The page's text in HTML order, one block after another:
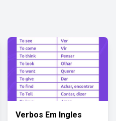
Verbos Em Ingles